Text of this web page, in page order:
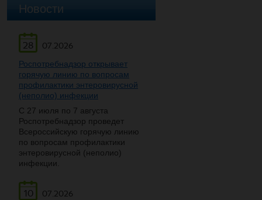
Новости
28
07.2026
Роспотребнадзор открывает
горячую линию по вопросам
профилактики энтеровирусной
(неполио) инфекции
С 27 июля по 7 августа
Роспотребнадзор проведет
Всероссийскую горячую линию
по вопросам профилактики
энтеровирусной (неполио)
инфекции.
10
07.2026